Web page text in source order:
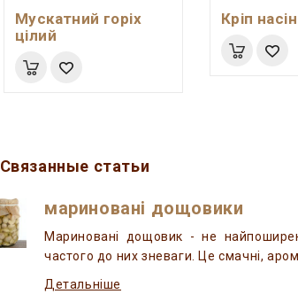
Мускатний горіх
цілий
Кріп
Связанные статьи
мариновані дощовики
Мариновані дощовик - не
частого до них зневаги. Це смачні,
Детальніше